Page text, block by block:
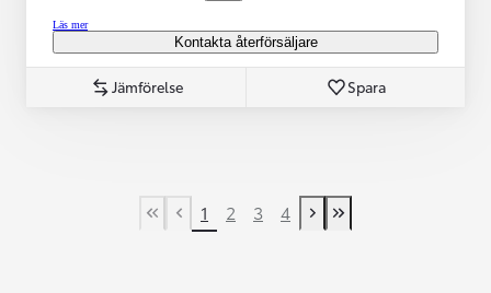
Läs mer
Kontakta återförsäljare
Jämförelse Spara
First Page
Previous page
1 2 3 4
Next page
Last Page